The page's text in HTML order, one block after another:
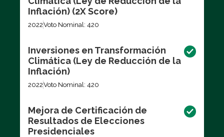
Inflación) (2X Score)
2022Voto Nominal: 420
Inversiones en Transformación
Climática (Ley de Reducción de la
Inflación)
2022Voto Nominal: 420
Mejora de Certificación de
Resultados de Elecciones
Presidenciales